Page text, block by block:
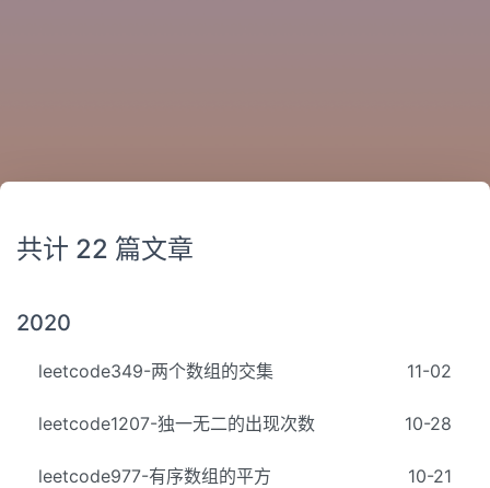
共计 22 篇文章
2020
leetcode349-两个数组的交集 11-02
leetcode1207-独一无二的出现次数 10-28
leetcode977-有序数组的平方 10-21